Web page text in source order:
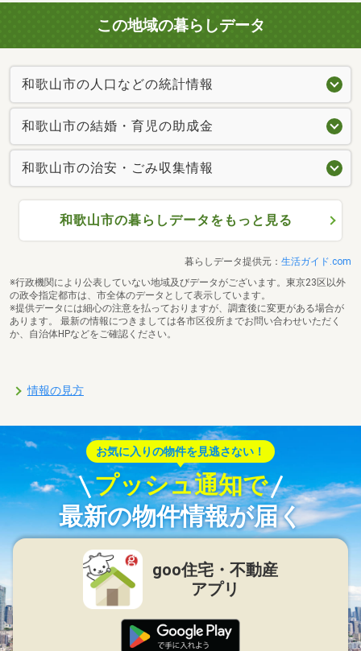
この地域の暮らしデータ
和歌山市の人口などの統計情報
和歌山市の結婚・育児の助成金
和歌山市の治安・ごみ収集情報
和歌山市の暮らしデータをもっと見る
暮らしデータ提供元： 生活ガイド.com
※行政機関により公表していない地域及びデータがございます。東京23区以外
の政令指定都市は、市全体のデータとして表示しています。
※提供データには細心の注意を払っておりますが、調査後に変更がある場合が
あります。 最新の情報につきましては各市区役所までお問い合わせいただく
か、自治体HPなどをご確認ください。
情報の見方
お気に入りの物件を見逃さない！
プッシュ通知で
最新の物件情報が届く
goo住宅・不動産
アプリ